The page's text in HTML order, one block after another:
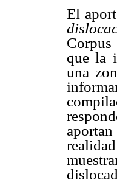
El
que la
una